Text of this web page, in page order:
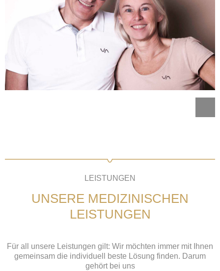
LEISTUNGEN
UNSERE MEDIZINISCHEN
LEISTUNGEN
Für all unsere Leistungen gilt: Wir möchten immer mit Ihnen
gemeinsam die individuell beste Lösung finden. Darum
gehört bei uns